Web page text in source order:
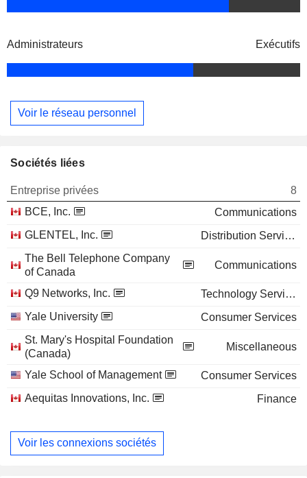
Administrateurs Exécutifs
Voir le réseau personnel
Sociétés liées
Entreprise privées
8
BCE, Inc.
Communications
GLENTEL, Inc.
Distribution Services
The Bell Telephone Company
of Canada
Communications
Q9 Networks, Inc.
Technology Services
Yale University
Consumer Services
St. Mary's Hospital Foundation
(Canada)
Miscellaneous
Yale School of Management
Consumer Services
Aequitas Innovations, Inc.
Finance
Voir les connexions sociétés